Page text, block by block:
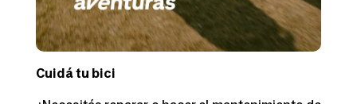
Cuidá tu bici